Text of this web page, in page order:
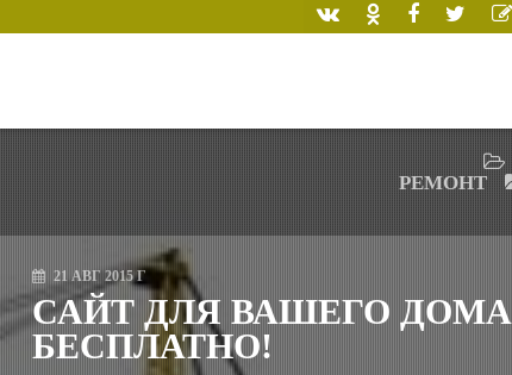
РЕМОНТ
21 АВГ 2015 Г
САЙТ ДЛЯ ВАШЕГО ДОМА
БЕСПЛАТНО!